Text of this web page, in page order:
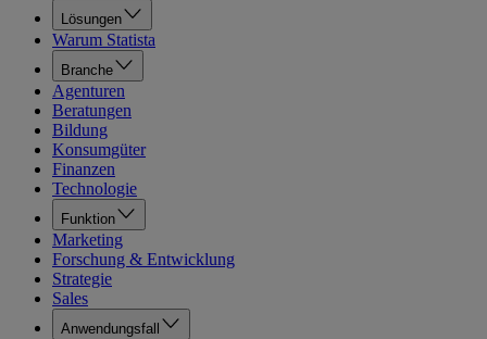
Lösungen
Warum Statista
Branche
Agenturen
Beratungen
Bildung
Konsumgüter
Finanzen
Technologie
Funktion
Marketing
Forschung & Entwicklung
Strategie
Sales
Anwendungsfall